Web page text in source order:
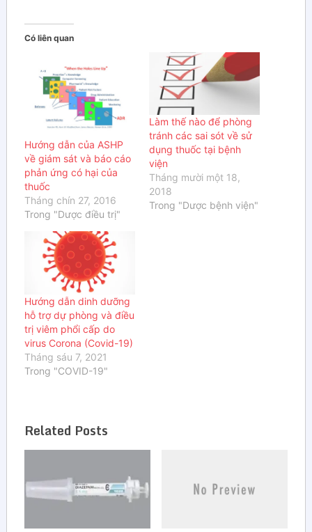
Có liên quan
Hướng dẫn của ASHP
về giám sát và báo cáo
phản ứng có hại của
thuốc
Tháng chín 27, 2016
Trong "Dược điều trị"
Làm thế nào để phòng
tránh các sai sót về sử
dụng thuốc tại bệnh
viện
Tháng mười một 18,
2018
Trong "Dược bệnh viện"
Hướng dẫn dinh dưỡng
hỗ trợ dự phòng và điều
trị viêm phổi cấp do
virus Corona (Covid-19)
Tháng sáu 7, 2021
Trong "COVID-19"
Related Posts